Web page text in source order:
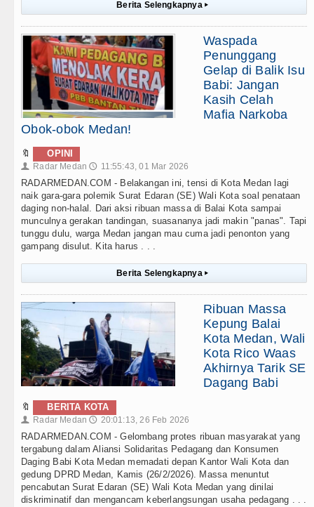
Berita Selengkapnya ▸
Waspada
Penunggang
Gelap di Balik Isu
Babi: Jangan
Kasih Celah
Mafia Narkoba
Obok-obok Medan!
🔖 OPINI
👤 Radar Medan 🕔 11:55:43, 01 Mar 2026
RADARMEDAN.COM - Belakangan ini, tensi di Kota Medan lagi
naik gara-gara polemik Surat Edaran (SE) Wali Kota soal penataan
daging non-halal. Dari aksi ribuan massa di Balai Kota sampai
munculnya gerakan tandingan, suasananya jadi makin "panas". Tapi
tunggu dulu, warga Medan jangan mau cuma jadi penonton yang
gampang disulut. Kita harus . . .
Berita Selengkapnya ▸
Ribuan Massa
Kepung Balai
Kota Medan, Wali
Kota Rico Waas
Akhirnya Tarik SE
Dagang Babi
🔖 BERITA KOTA
👤 Radar Medan 🕔 20:01:13, 26 Feb 2026
RADARMEDAN.COM - Gelombang protes ribuan masyarakat yang
tergabung dalam Aliansi Solidaritas Pedagang dan Konsumen
Daging Babi Kota Medan memadati depan Kantor Wali Kota dan
gedung DPRD Medan, Kamis (26/2/2026). Massa menuntut
pencabutan Surat Edaran (SE) Wali Kota Medan yang dinilai
diskriminatif dan mengancam keberlangsungan usaha pedagang . . .